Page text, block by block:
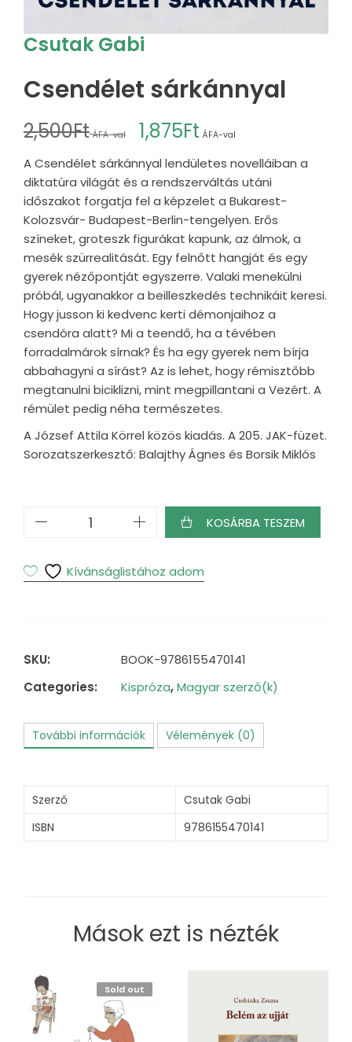
Csutak Gabi
Csendélet sárkánnyal
2,500Ft ÁFA-val 1,875Ft ÁFA-val
A Csendélet sárkánnyal lendületes novelláiban a
diktatúra világát és a rendszerváltás utáni
időszakot forgatja fel a képzelet a Bukarest-
Kolozsvár- Budapest-Berlin-tengelyen. Erős
színeket, groteszk figurákat kapunk, az álmok, a
mesék szürrealitását. Egy felnőtt hangját és egy
gyerek nézőpontját egyszerre. Valaki menekülni
próbál, ugyanakkor a beilleszkedés technikáit keresi.
Hogy jusson ki kedvenc kerti démonjaihoz a
csendóra alatt? Mi a teendő, ha a tévében
forradalmárok sírnak? És ha egy gyerek nem bírja
abbahagyni a sírást? Az is lehet, hogy rémisztőbb
megtanulni biciklizni, mint megpillantani a Vezért. A
rémület pedig néha természetes.
A József Attila Körrel közös kiadás. A 205. JAK-füzet.
Sorozatszerkesztő: Balajthy Ágnes és Borsik Miklós
KOSÁRBA TESZEM
Kívánságlistához adom
SKU:
BOOK-9786155470141
Categories:
Kispróza,Magyar szerző(k)
További információk Vélemények (0)
Szerző
Csutak Gabi
ISBN
9786155470141
Mások ezt is nézték
Sold out